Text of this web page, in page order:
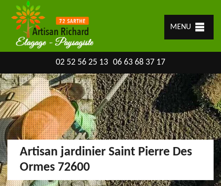
MENU
02 52 56 25 13 06 63 68 37 17
Artisan jardinier Saint Pierre Des
Ormes 72600